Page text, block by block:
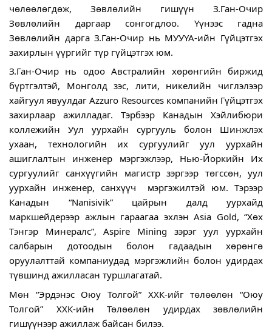
чөлөөлөгдөж, Зөвлөлийн гишүүн З.Ган-Очир
Зөвлөлийн даргаар сонгогдлоо. Үүнээс гадна
Зөвлөлийн дарга З.Ган-Очир нь МУУҮА-ийн Гүйцэтгэх
захирлын үүргийг түр гүйцэтгэх юм.
З.Ган-Очир нь одоо Австралийн хөрөнгийн биржид
бүртгэлтэй, Монголд зэс, лити, никелийн чиглэлээр
хайгуул явуулдаг Azzuro Resources компанийн Гүйцэтгэх
захирлаар ажилладаг. Тэрбээр Канадын Хэйлибюри
коллежийн Уул уурхайн сургууль болон Шинжлэх
ухаан, технологийн их сургуулийг уул уурхайн
ашиглалтын инженер мэргэжлээр, Нью-Йоркийн Их
сургуулийг санхүүгийн магистр зэргээр төгссөн, уул
уурхайн инженер, санхүүч  мэргэжилтэй юм. Тэрээр
Канадын “Nanisivik” цайрын далд уурхайд
маркшейдерээр ажлын гараагаа эхлэн Asia Gold, “Хөх
Тэнгэр Минералс”, Aspire Mining зэрэг уул уурхайн
салбарын дотоодын болон гадаадын хөрөнгө
оруулалттай компаниудад мэргэжлийн болон удирдах
түвшинд ажилласан туршлагатай.
Мөн “Эрдэнэс Оюу Толгой” ХХК-ийг төлөөлөн “Оюу
Толгой” ХХК-ийн Төлөөлөн удирдах зөвлөлийн
гишүүнээр ажиллаж байсан билээ.